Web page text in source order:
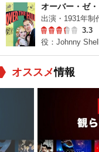
オーバー・ゼ
出演・1931年制
3.3
役：Johnny
オススメ情報